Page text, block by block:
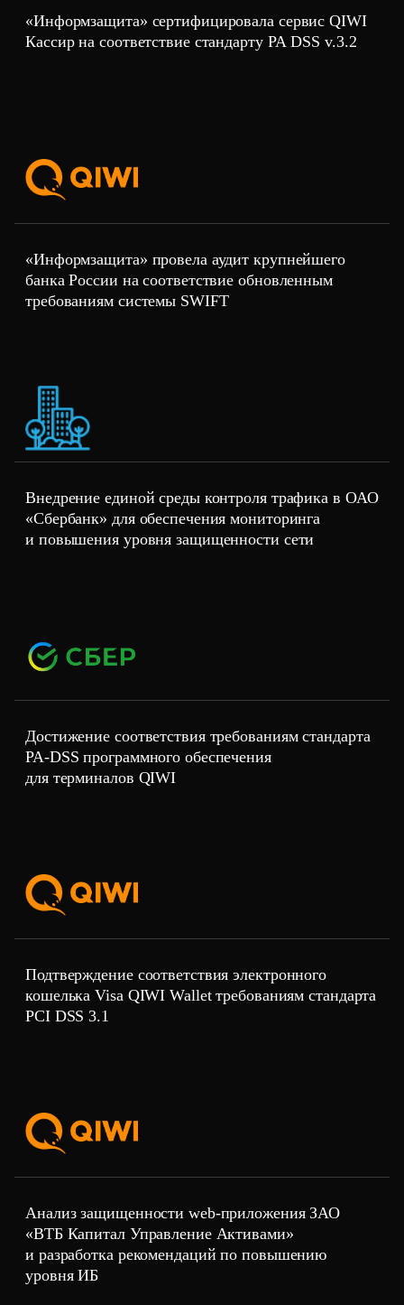
«Информзащита» сертифицировала сервис QIWI
Кассир на соответствие стандарту PA DSS v.3.2
«Информзащита» провела аудит крупнейшего
банка России на соответствие обновленным
требованиям системы SWIFT
Внедрение единой среды контроля трафика в ОАО
«Сбербанк» для обеспечения мониторинга
и повышения уровня защищенности сети
Достижение соответствия требованиям стандарта
PA-DSS программного обеспечения
для терминалов QIWI
Подтверждение соответствия электронного
кошелька Visa QIWI Wallet требованиям стандарта
PCI DSS 3.1
Анализ защищенности web-приложения ЗАО
«ВТБ Капитал Управление Активами»
и разработка рекомендаций по повышению
уровня ИБ